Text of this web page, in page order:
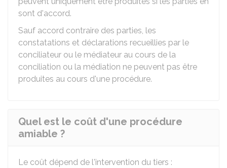
sont d'accord.
Sauf accord contraire des parties, les
constatations et déclarations recueillies par le
conciliateur ou le médiateur au cours de la
conciliation ou la médiation ne peuvent pas être
produites au cours d'une procédure.
Quel est le coût d'une procédure
amiable ?
Le coût dépend de l'intervention du tiers :